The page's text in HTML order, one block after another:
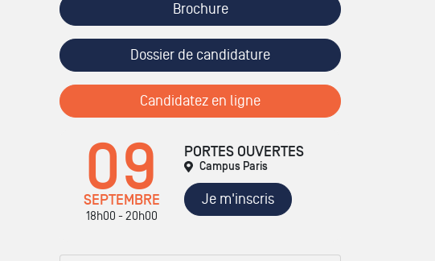
Brochure
Dossier de candidature
Candidatez en ligne
09
SEPTEMBRE
18h00 - 20h00
PORTES OUVERTES
Campus Paris
Je m'inscris